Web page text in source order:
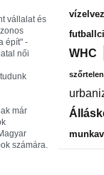
vállalat és
épít" -
női
már
számára.
WHC |